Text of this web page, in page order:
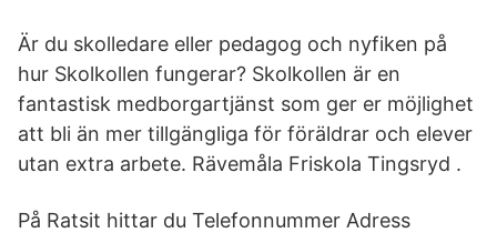
Är du skolledare eller pedagog och nyfiken på
hur Skolkollen fungerar? Skolkollen är en
fantastisk medborgartjänst som ger er möjlighet
att bli än mer tillgängliga för föräldrar och elever
utan extra arbete. Rävemåla Friskola Tingsryd .
På Ratsit hittar du Telefonnummer Adress